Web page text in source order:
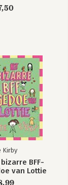
Kirby
BFF-
van Lottie